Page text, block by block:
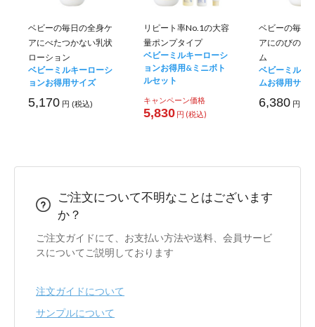
ベビーの毎日の全身ケ
アにべたつかない乳状
ローション
ベビーミルキーローシ
ョンお得用サイズ
5,170 円 (税込)
リピート率No.1の大容
量ポンプタイプ
ベビーミルキーローシ
ョンお得用&ミニボト
ルセット
キャンペーン価格
5,830 円 (税込)
ベビーの毎日
アにのびのい
ム
ベビーミルキ
ムお得用サイ
6,380 円 (税
ご注文について不明なことはございます
か？
ご注文ガイドにて、お支払い方法や送料、会員サービ
スについてご説明しております
注文ガイドについて
サンプルについて